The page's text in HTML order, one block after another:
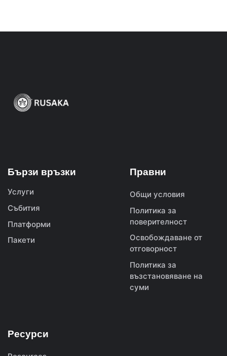
Бързи връзки
Услуги
Събития
Платформи
Пакети
Правни
Общи условия
Политика за
поверителност
Освобождаване от
отговорност
Политика за
възстановяване на
суми
Ресурси